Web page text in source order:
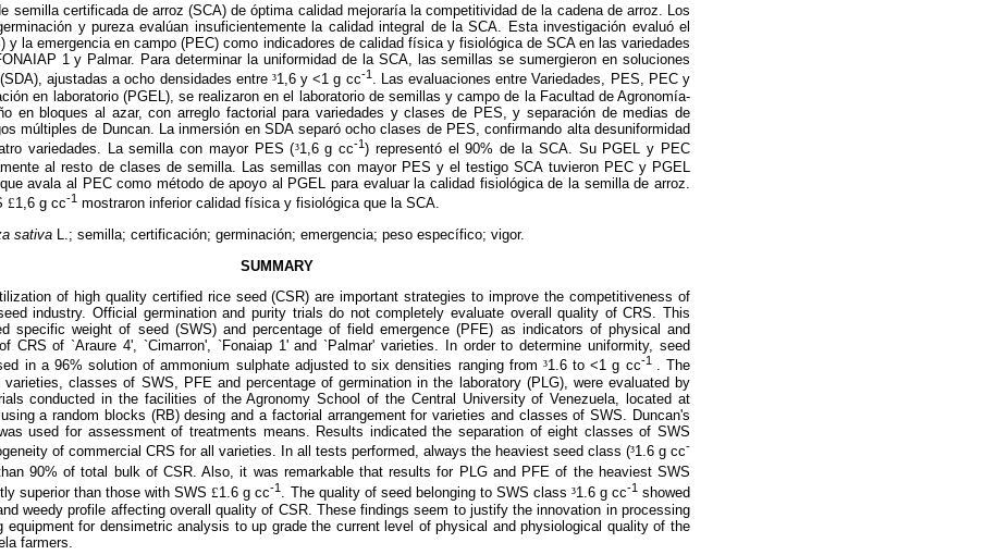
semilla certificada de arroz (SCA) de óptima calidad mejoraría la competitividad de la cadena de arroz. Los
y pureza evalúan insuficientemente la calidad integral de la SCA. Esta investigación evaluó el
y la emergencia en campo (PEC) como indicadores de calidad física y fisiológica de SCA en las variedades
1 y Palmar. Para determinar la uniformidad de la SCA, las semillas se sumergieron en soluciones
ajustadas a ocho densidades entre ³1,6 y <1 g cc-1. Las evaluaciones entre Variedades, PES, PEC y
en laboratorio (PGEL), se realizaron en el laboratorio de semillas y campo de la Facultad de Agronomía-
en bloques al azar, con arreglo factorial para variedades y clases de PES, y separación de medias de
múltiples de Duncan. La inmersión en SDA separó ocho clases de PES, confirmando alta desuniformidad
variedades. La semilla con mayor PES (³1,6 g cc-1) representó el 90% de la SCA. Su PGEL y PEC
al resto de clases de semilla. Las semillas con mayor PES y el testigo SCA tuvieron PEC y PGEL
avala al PEC como método de apoyo al PGEL para evaluar la calidad fisiológica de la semilla de arroz.
£1,6 g cc-1 mostraron inferior calidad física y fisiológica que la SCA.
sativa L.; semilla; certificación; germinación; emergencia; peso específico; vigor.
SUMMARY
of high quality certified rice seed (CSR) are important strategies to improve the competitiveness of
industry. Official germination and purity trials do not completely evaluate overall quality of CRS. This
specific weight of seed (SWS) and percentage of field emergence (PFE) as indicators of physical and
CRS of `Araure 4', `Cimarron', `Fonaiap 1' and `Palmar' varieties. In order to determine uniformity, seed
in a 96% solution of ammonium sulphate adjusted to six densities ranging from ³1.6 to <1 g cc-1 . The
varieties, classes of SWS, PFE and percentage of germination in the laboratory (PLG), were evaluated by
conducted in the facilities of the Agronomy School of the Central University of Venezuela, located at
a random blocks (RB) desing and a factorial arrangement for varieties and classes of SWS. Duncan's
used for assessment of treatments means. Results indicated the separation of eight classes of SWS
of commercial CRS for all varieties. In all tests performed, always the heaviest seed class (³1.6 g cc-
90% of total bulk of CSR. Also, it was remarkable that results for PLG and PFE of the heaviest SWS
superior than those with SWS£1.6 g cc-1 . The quality of seed belonging to SWS class ³1.6 g cc-1showed
weedy profile affecting overall quality of CSR. These findings seem to justify the innovation in processing
equipment for densimetric analysis to up grade the current level of physical and physiological quality of the
farmers.